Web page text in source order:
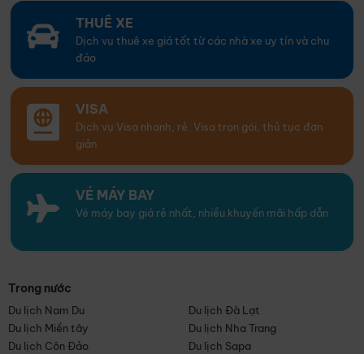
THUÊ XE
Dịch vụ thuê xe giá tốt từ các nhà xe uy tín và chu
đáo
VISA
Dịch vụ Visa nhanh, rẻ. Visa trọn gói, thủ tục đơn
giản
VÉ MÁY BAY
Vé máy bay giá rẻ nhất, nhiều khuyến mãi hấp dẫn
Trong nước
Du lịch Nam Du
Du lịch Đà Lạt
Du lịch Miền tây
Du lịch Nha Trang
Du lịch Côn Đảo
Du lịch Sapa